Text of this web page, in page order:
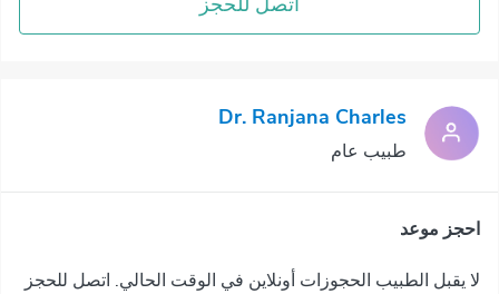
Dr. Ranjana Charles
طبيب عام
احجز موعد
لا يقبل الطبيب الحجوزات أونلاين في الوقت الحالي. اتصل للحجز